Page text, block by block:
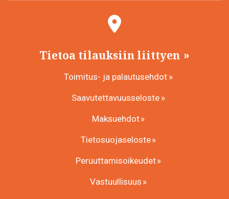
Tietoa tilauksiin liittyen
Toimitus- ja palautusehdot
Saavutettavuusseloste
Maksuehdot
Tietosuojaseloste
Peruuttamisoikeudet
Vastuullisuus